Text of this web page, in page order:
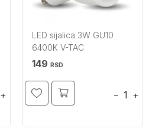
+
LED sijalica 3W GU10
6400K V-TAC
149 RSD
− +